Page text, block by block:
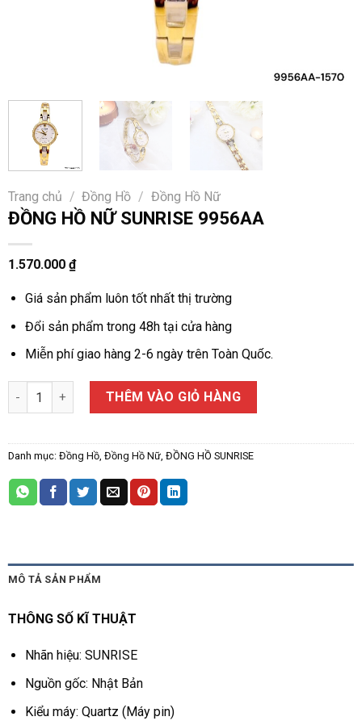
Trang chủ / Đồng Hồ / Đồng Hồ Nữ
ĐỒNG HỒ NỮ SUNRISE 9956AA
1.570.000 ₫
Giá sản phẩm luôn tốt nhất thị trường
Đổi sản phẩm trong 48h tại cửa hàng
Miễn phí giao hàng 2-6 ngày trên Toàn Quốc.
ĐỒNG HỒ NỮ SUNRISE 9956AA số lượng
THÊM VÀO GIỎ HÀNG
Danh mục: Đồng Hồ, Đồng Hồ Nữ, ĐỒNG HỒ SUNRISE
MÔ TẢ SẢN PHẨM
THÔNG SỐ KĨ THUẬT
Nhãn hiệu: SUNRISE
Nguồn gốc: Nhật Bản
Kiểu máy: Quartz (Máy pin)